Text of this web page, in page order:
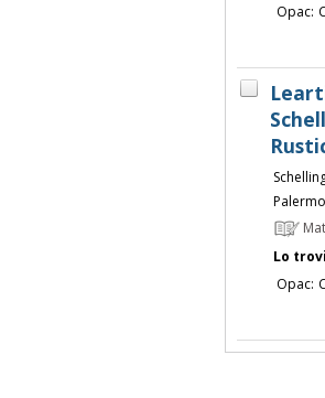
Opac:
Lo
Opac: